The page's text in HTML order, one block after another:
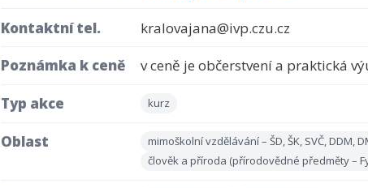
Kontaktní tel. kralovajana@ivp.czu.cz
Poznámka k ceně v ceně je občerstvení a praktická
Typ akce kurz
Oblast mimoškolní vzdělávání – ŠD, ŠK, SVČ, DDM,
člověk a příroda (přírodovědné předměty –